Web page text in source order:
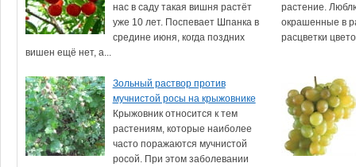
нас в саду такая вишня растёт
уже 10 лет. Поспевает Шпанка в
средине июня, когда поздних
вишен ещё нет, а...
растение.
окрашенные в
расцветки
Зольный раствор против
мучнистой росы на крыжовнике
Крыжовник относится к тем
растениям, которые наиболее
часто поражаются мучнистой
росой. При этом заболевании